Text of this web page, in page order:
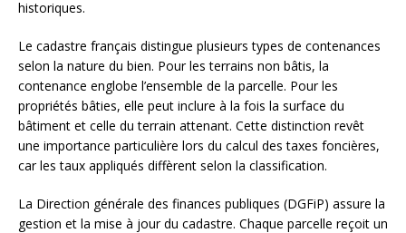
historiques.
Le cadastre français distingue plusieurs types de contenances
selon la nature du bien. Pour les terrains non bâtis, la
contenance englobe l’ensemble de la parcelle. Pour les
propriétés bâties, elle peut inclure à la fois la surface du
bâtiment et celle du terrain attenant. Cette distinction revêt
une importance particulière lors du calcul des taxes foncières,
car les taux appliqués diffèrent selon la classification.
La Direction générale des finances publiques (DGFiP) assure la
gestion et la mise à jour du cadastre. Chaque parcelle reçoit un